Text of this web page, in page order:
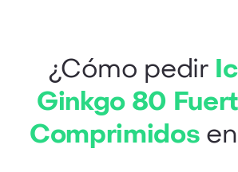
¿Cómo pedir
Ginkgo 80
Comprimidos